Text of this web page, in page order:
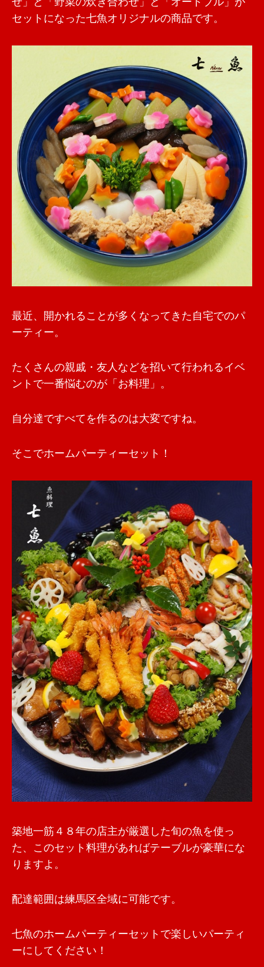
セットになった七魚オリジナルの商品です。
最近、開かれることが多くなってきた自宅でのパ
ーティー。
たくさんの親戚・友人などを招いて行われるイベ
ントで一番悩むのが「お料理」。
自分達ですべてを作るのは大変ですね。
そこでホームパーティーセット！
築地一筋４８年の店主が厳選した旬の魚を使っ
た、このセット料理があればテーブルが豪華にな
りますよ。
配達範囲は練馬区全域に可能です。
七魚のホームパーティーセットで楽しいパーティ
ーにしてください！